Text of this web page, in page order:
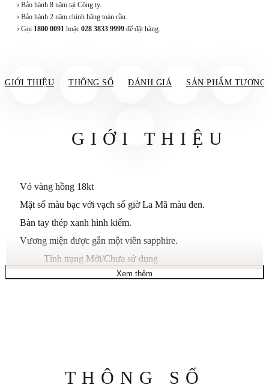
› Bảo hành 8 năm tại Công ty.
› Bảo hành 2 năm chính hãng toàn cầu.
› Gọi 1800 0091 hoặc 028 3833 9999 để đặt hàng.
GIỚI THIỆU THÔNG SỐ ĐÁNH GIÁ SẢN PHẨM TƯƠNG
GIỚI THIỆU
Vỏ vàng hồng 18kt
Mặt số màu bạc với vạch số giờ La Mã màu đen.
Bàn tay thép xanh hình kiếm.
Vương miện được gắn một viên sapphire.
Tình trạng Mới/Chưa sử dụng
Hình dạng vỏ Hình chữ nhật
Pha lê tinh khiết
đã sửa
Xem thêm
THÔNG SỐ